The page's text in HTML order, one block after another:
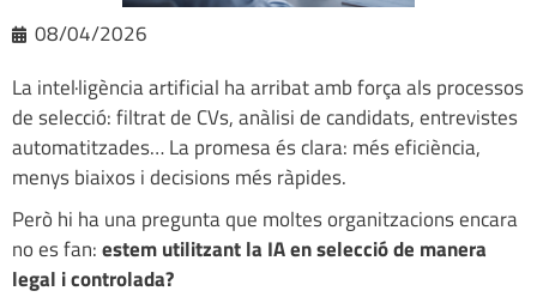
08/04/2026
La intel·ligència artificial ha arribat amb força als processos
de selecció: filtrat de CVs, anàlisi de candidats, entrevistes
automatitzades… La promesa és clara: més eficiència,
menys biaixos i decisions més ràpides.
Però hi ha una pregunta que moltes organitzacions encara
no es fan:estem utilitzant la IA en selecció de manera
legal i controlada?